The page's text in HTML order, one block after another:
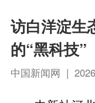
访白洋淀生
的“黑科技”
中国新闻网 |